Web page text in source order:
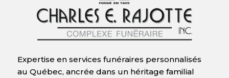
Expertise en services funéraires personnalisés
au Québec, ancrée dans un héritage familial